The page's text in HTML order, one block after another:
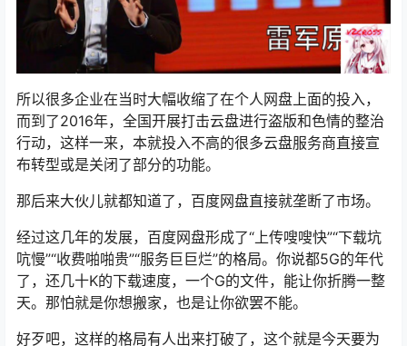
所以很多企业在当时大幅收缩了在个人网盘上面的投入，
而到了2016年，全国开展打击云盘进行盗版和色情的整治
行动，这样一来，本就投入不高的很多云盘服务商直接宣
布转型或是关闭了部分的功能。
那后来大伙儿就都知道了，百度网盘直接就垄断了市场。
经过这几年的发展，百度网盘形成了“上传嗖嗖快”“下载坑
吭慢”“收费啪啪贵”“服务巨巨烂”的格局。你说都5G的年代
了，还几十K的下载速度，一个G的文件，能让你折腾一整
天。那怕就是你想搬家，也是让你欲罢不能。
好歹吧，这样的格局有人出来打破了，这个就是今天要为